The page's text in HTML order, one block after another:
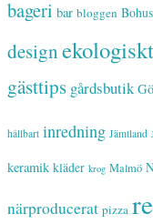
bageri bar bloggen
designekologiskt
gästtips gårdsbutik
hållbart inredning Jämtland
keramik kläder krog Malmö
närproducerat pizza